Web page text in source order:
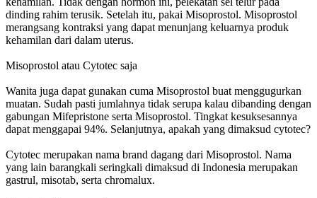
dinding rahim terusik. Setelah itu, pakai Misoprostol. Misoprostol
merangsang kontraksi yang dapat menunjang keluarnya produk
kehamilan dari dalam uterus.
Misoprostol atau Cytotec saja
Wanita juga dapat gunakan cuma Misoprostol buat menggugurkan
muatan. Sudah pasti jumlahnya tidak serupa kalau dibanding dengan
gabungan Mifepristone serta Misoprostol. Tingkat kesuksesannya
dapat menggapai 94%. Selanjutnya, apakah yang dimaksud cytotec?
Cytotec merupakan nama brand dagang dari Misoprostol. Nama
yang lain barangkali seringkali dimaksud di Indonesia merupakan
gastrul, misotab, serta chromalux.